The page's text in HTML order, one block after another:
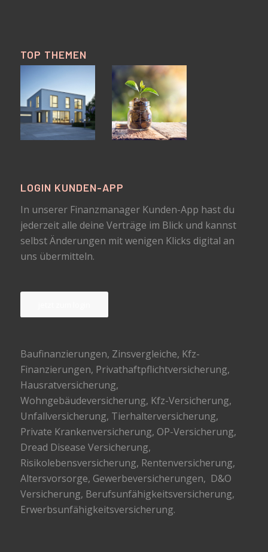
TOP THEMEN
LOGIN KUNDEN-APP
In unserer Finanzmanager Kunden-App hast du
jederzeit alle deine Verträge im Blick und kannst
selbst Änderungen mit wenigen Klicks digital an
uns übermitteln.
Baufinanzierungen, Zinsvergleiche, Kfz-
Finanzierungen, Privathaftpflichtversicherung,
Hausratversicherung,
Wohngebäudeversicherung, Kfz-Versicherung,
Unfallversicherung, Tierhalterversicherung,
Private Krankenversicherung, OP-Versicherung,
Dread Disease Versicherung,
Risikolebensversicherung, Rentenversicherung,
Altersvorsorge, Gewerbeversicherungen, D&O
Versicherung, Berufsunfähigkeitsversicherung,
Erwerbsunfähigkeitsversicherung.